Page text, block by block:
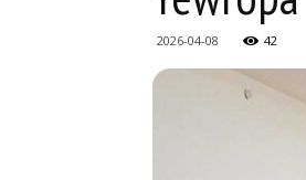
2026-04-08 42